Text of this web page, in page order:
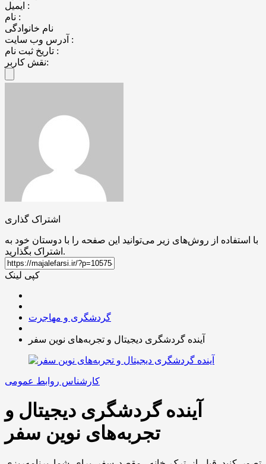
ایمیل :
نام :
نام خانوادگی
آدرس وب سایت :
تاریخ ثبت نام :
نقش کاربر:
اشتراک گذاری
با استفاده از روش‌های زیر می‌توانید این صفحه را با دوستان خود به
اشتراک بگذارید.
کپی لینک
گردشگری و مهاجرت
آینده گردشگری دیجیتال و تجربه‌های نوین سفر
کارشناس روابط عمومی
آینده گردشگری دیجیتال و
تجربه‌های نوین سفر